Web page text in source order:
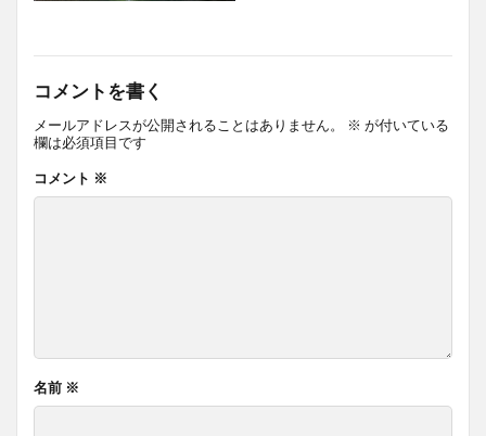
コメントを書く
メールアドレスが公開されることはありません。 ※ が付いている
欄は必須項目です
コメント ※
名前 ※